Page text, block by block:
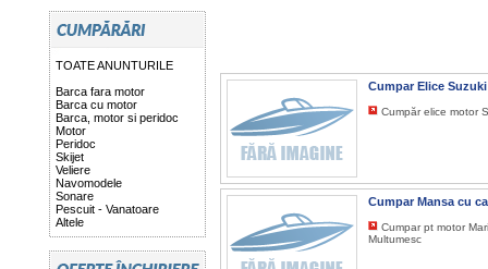
TOATE ANUNTURILE
Barca fara motor
Barca cu motor
Barca, motor si peridoc
Motor
Peridoc
Skijet
Veliere
Navomodele
Sonare
Pescuit - Vanatoare
Altele
Cumpar Elice
Cumpăr elice motor
Cumpar Mansa cu
Cumpar pt motor
Multumesc